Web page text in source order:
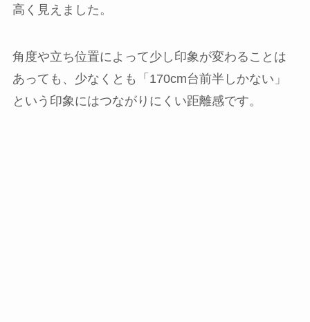
高く見えました。
角度や立ち位置によって少し印象が変わることは
あっても、少なくとも「170cm台前半しかない」
という印象にはつながりにくい距離感です。